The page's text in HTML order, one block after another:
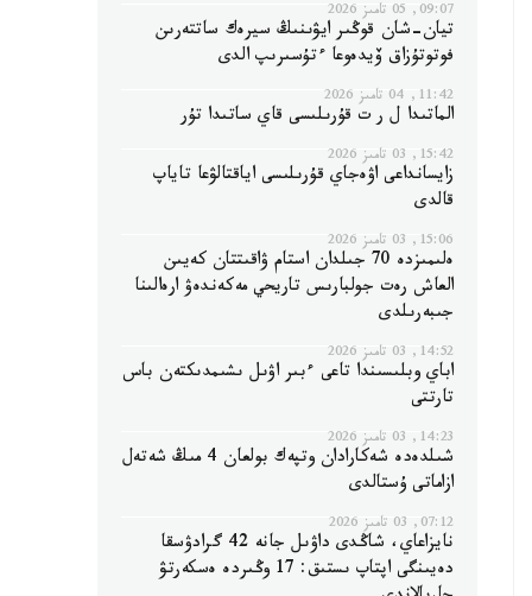
09:07, 05 تامىز 2026
تيان-شان قوڭىر ايۋىنىڭ سيرەك ساتتەرىن
فوتوتۇزاق ۆيدەوعا ءتۇسىرىپ الدى
11:42, 04 تامىز 2026
الماتىدا ل ر ت قۇرىلىسى قاي ساتىدا تۇر
15:42, 03 تامىز 2026
زايسانداعى اۋەجاي قۇرىلىسى اياقتالۋعا تاياپ
قالدى
15:06, 03 تامىز 2026
ەلىمىزدە 70 جىلدان استام ۋاقىتتان كەيىن
العاش رەت جولبارىس تاريحي مەكەندەۋ ارەالىنا
جىبەرىلدى
14:52, 03 تامىز 2026
اباي وبلىسىندا تاعى ءبىر اۋىل ىشىمدىكتەن باس
تارتتى
14:23, 03 تامىز 2026
شىلدەدە شەكارادان وتپەك بولعان 4 مىڭ شەتەل
ازاماتى ۇستالدى
07:12, 03 تامىز 2026
نايزاعاي، شاڭدى داۋىل جانە 42 گرادۋسقا
دەيىنگى اپتاپ ىستىق: 17 وڭىردە ەسكەرتۋ